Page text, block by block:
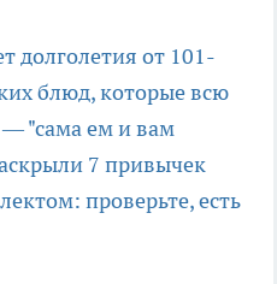
долголетия от 101-
блюд, которые всю
— "сама ем и вам
7 привычек
проверьте, есть